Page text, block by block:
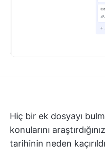
Hiç bir ek dosyayı
konularını
tarihinin neden